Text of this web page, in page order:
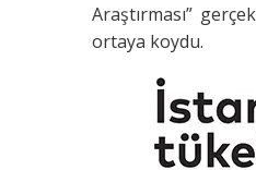
Araştırması”
ortaya koydu.